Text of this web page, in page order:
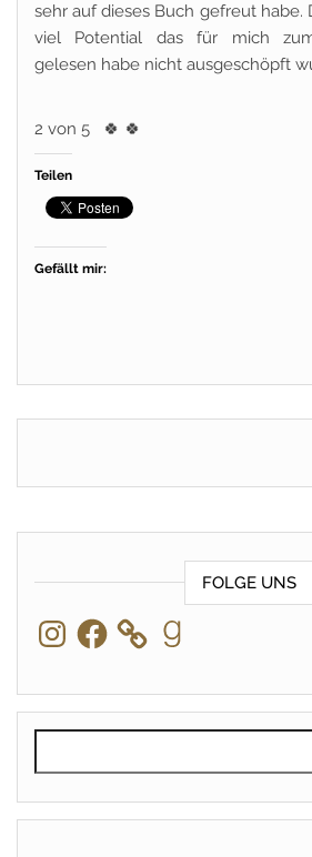
sehr auf dieses Buch gefreut habe.
viel Potential das für mich
gelesen habe nicht ausgeschöpft
2 von 5 🍀 🍀
Teilen
Gefällt mir:
FOLGE UNS
InstagramFacebook Goodreads